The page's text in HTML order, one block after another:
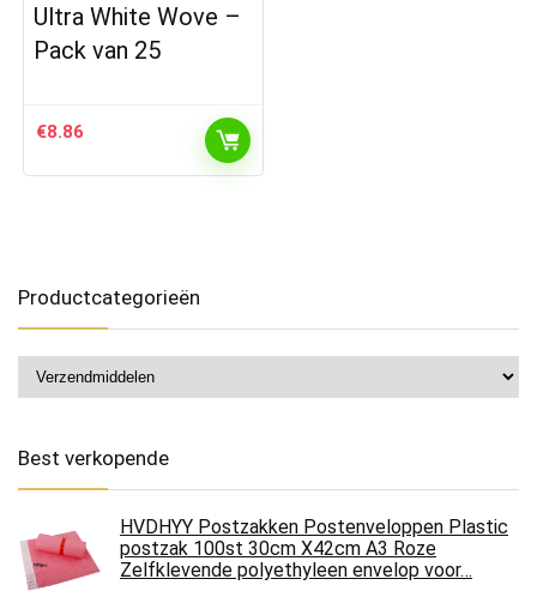
Ultra White Wove –
Pack van 25
€8.86
Productcategorieën
Best verkopende
HVDHYY Postzakken Postenveloppen Plastic
postzak 100st 30cm X42cm A3 Roze
Zelfklevende polyethyleen envelop voor…